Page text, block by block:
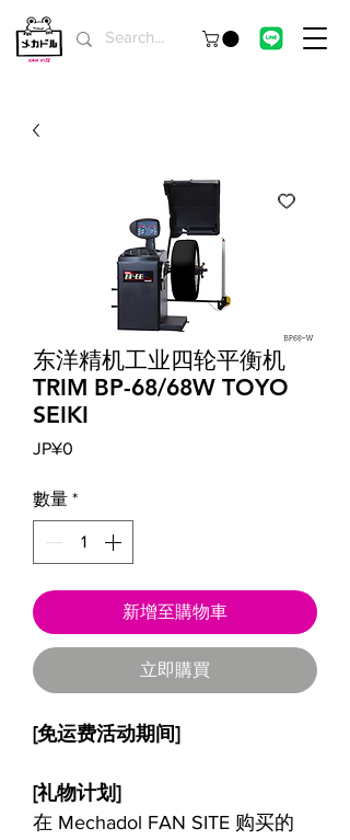
东洋精机工业四轮平衡机
TRIM BP-68/68W TOYO
SEIKI
JP¥0
數量 *
新增至購物車
立即購買
[免运费活动期间]
[礼物计划]
在 Mechadol FAN SITE 购买的